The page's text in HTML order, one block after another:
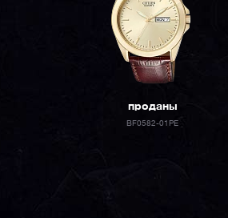
проданы
BF0582-01PE